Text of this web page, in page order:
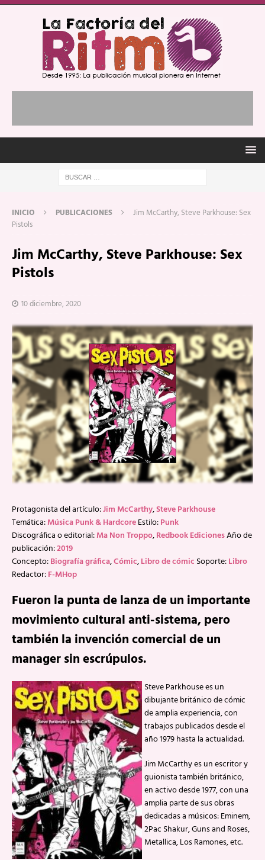
INICIO PUBLICACIONES
Jim McCarthy, Steve Parkhouse: Sex
Pistols
Jim McCarthy, Steve Parkhouse: Sex
Pistols
10 diciembre, 2020
Protagonista del artículo:Jim McCarthy,Steve Parkhouse
Temática:Música Punk & HardcoreEstilo:Punk
Discográfica o editorial:Ma Non Troppo,Redbook EdicionesAño de
publicación:2019
Concepto:Biografía gráfica,Cómic,Libro de cómic Soporte:Libro
Redactor:F-MHop
Fueron la punta de lanza de un importante
movimiento cultural anti-sistema, pero
también la invención comercial de un
manager sin escrúpulos.
Steve Parkhouse es un
dibujante británico de cómic
de amplia experiencia, con
trabajos publicados desde el
año 1979 hasta la actualidad.
Jim McCarthy es un escritor y
guionista también británico,
en activo desde 1977, con una
amplia parte de sus obras
dedicadas a músicos: Eminem,
2Pac Shakur, Guns and Roses,
Metallica, Los Ramones, etc.